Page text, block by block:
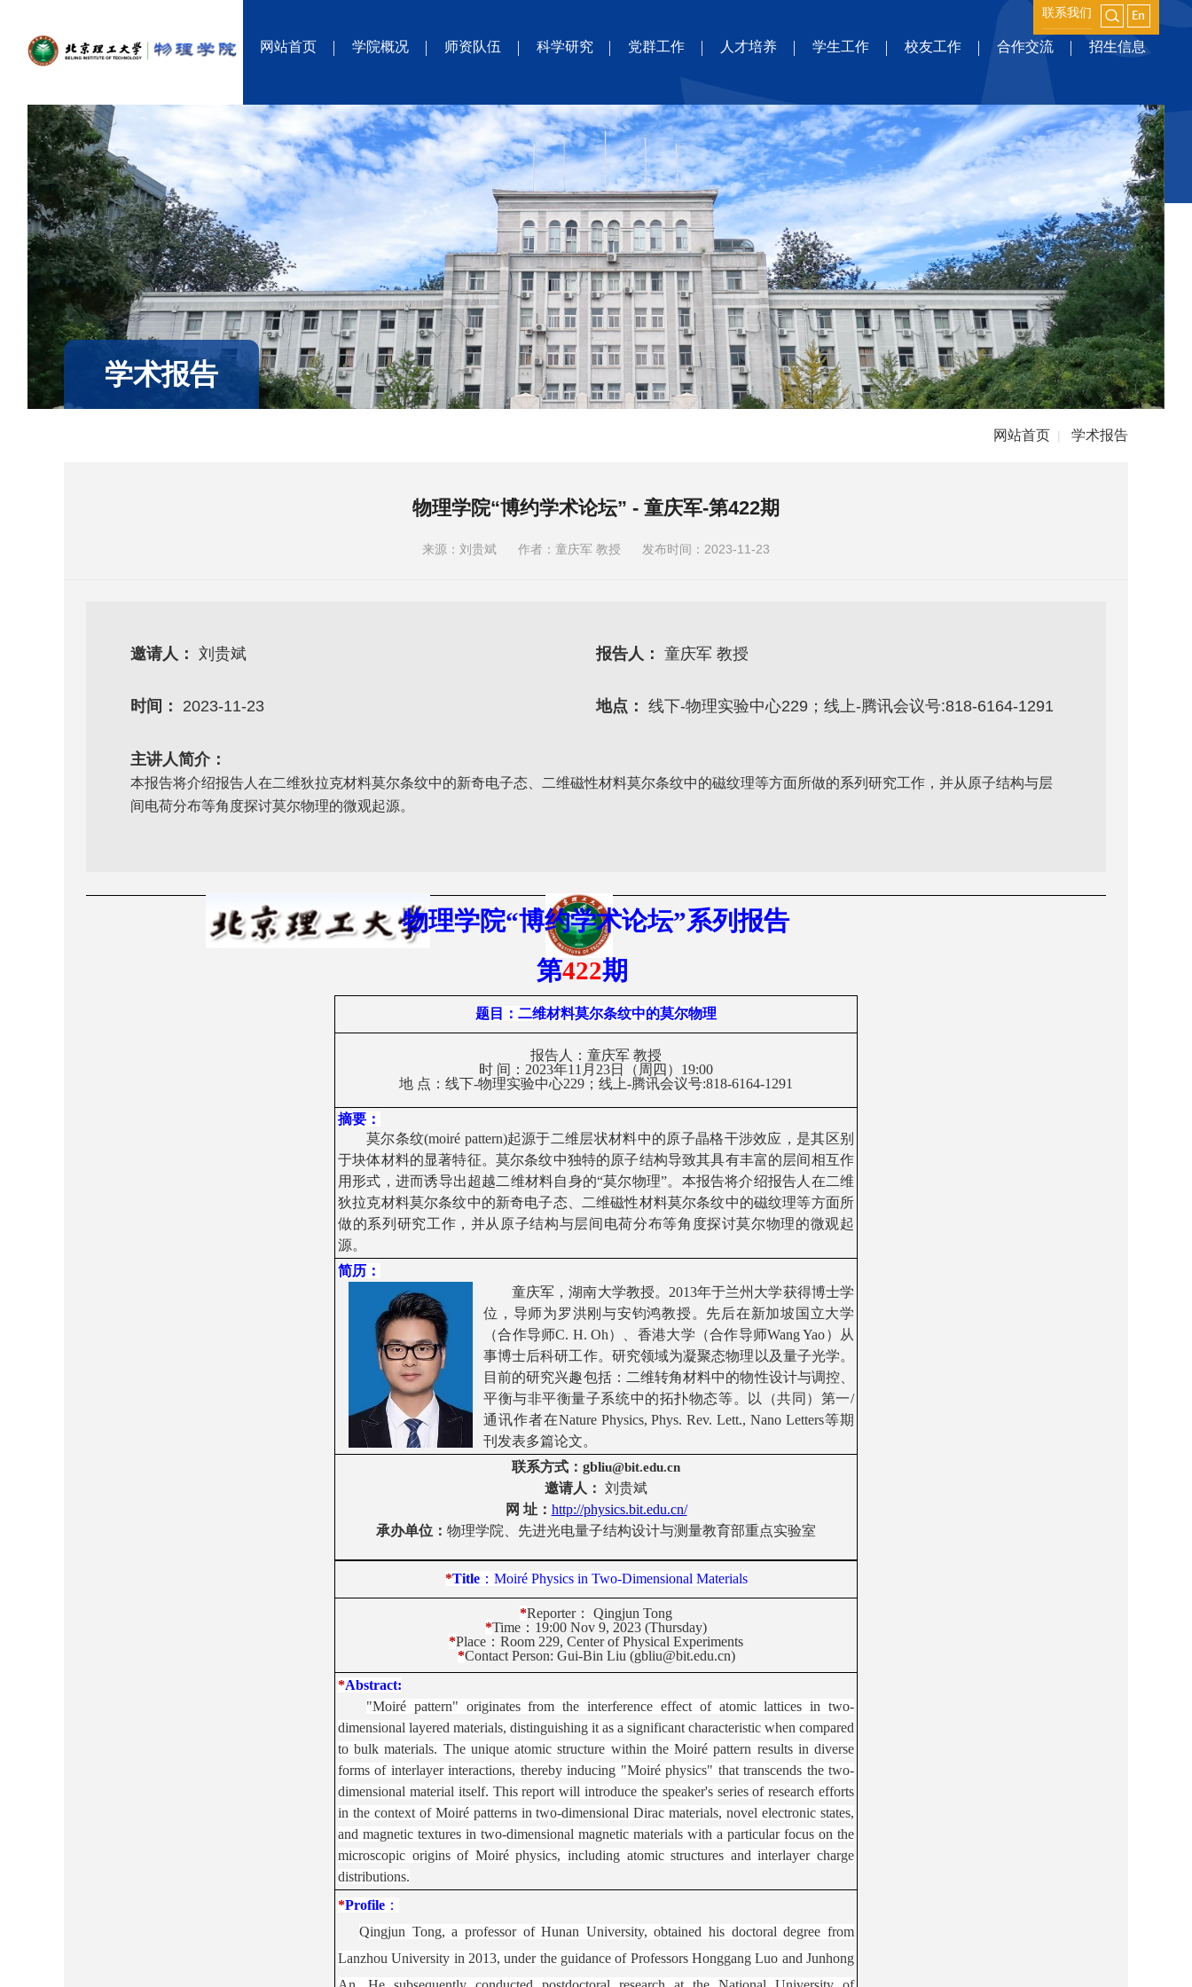
联系我们
网站首页 学院概况 师资队伍 科学研究 党群工作 人才培养 学生工作 校友工作 合作交流 招生信息
学术报告
网站首页 | 学术报告
物理学院“博约学术论坛” - 童庆军-第422期
来源：刘贵斌 作者：童庆军 教授 发布时间：2023-11-23
邀请人： 刘贵斌 报告人： 童庆军 教授
时间： 2023-11-23 地点： 线下-物理实验中心229；线上-腾讯会议号:818-6164-1291
主讲人简介：
本报告将介绍报告人在二维狄拉克材料莫尔条纹中的新奇电子态、二维磁性材料莫尔条纹中的磁纹理等方面所做的系列研究工作，并从原子结构与层
间电荷分布等角度探讨莫尔物理的微观起源。
物理学院“博约学术论坛”系列报告
第422期
题目 ： 二维材料莫尔条纹中的莫尔物理
报告人： 童庆军 教授
时 间： 2023年1 1 月 23日（周四）19:00
地 点： 线下-物理实验中心229 ；线上-腾讯会议号:818-6164-1291
摘要：
莫尔条纹(moiré pattern)起源于二维层状材料中的原子晶格干涉效应，是其区别
于块体材料的显著特征。莫尔条纹中独特的原子结构导致其具有丰富的层间相互作
用形式，进而诱导出超越二维材料自身的“莫尔物理”。本报告将介绍报告人在二维
狄拉克材料莫尔条纹中的新奇电子态、二维磁性材料莫尔条纹中的磁纹理等方面所
做的系列研究工作，并从原子结构与层间电荷分布等角度探讨莫尔物理的微观起
源。
简历 ：
童庆军，湖南大学教授。 2013年于兰州大学获得博士学
位，导师为罗洪刚与安钧鸿教授。先后在新加坡国立大学
（合作导师C. H. Oh）、香港大学（合作导师Wang Yao）从
事博士后科研工作。研究领域为凝聚态物理以及量子光学。
目前的研究兴趣包括： 二维转角材料中的物性设计与调控
平衡与非平衡量子系统中的拓扑物态等。 以（共同）第一/
通讯作者在Nature Physics, Phys. Rev. Lett., Nano Letters等期
刊发表多篇论文。
联系方式 ： gbliu@bit.edu.cn
邀请人： 刘贵斌
网 址： http://physics.bit.edu.cn/
承办单位： 物理学院 先进光电量子结构设计与测量教育部重点实验室
*Title： Moiré Physics in Two-Dimensional Materials
*Reporter： Qingjun Tong
*Time ： 19:00 Nov 9, 2023 (Thursday)
*Place ： Room 229, Center ofPhysical Experiments
*Contact Person: Gui-Bin Liu (gbliu@bit.edu.cn)
*Abstract:
"Moiré pattern" originates from the interference effect of atomic lattices in two-
dimensional layered materials, distinguishing it as a significant characteristic when compared
to bulk materials. The unique atomic structure within the Moiré pattern results in diverse
forms of interlayer interactions, thereby inducing "Moiré physics" that transcends the two-
dimensional material itself. This report will introduce the speaker's series of research efforts
in the context of Moiré patterns in two-dimensional Dirac materials, novel electronic states,
and magnetic textures in two-dimensional magnetic materials with a particular focus on the
microscopic origins of Moiré physics, including atomic structures and interlayer charge
distributions.
*Profile ：
Qingjun Tong, a professor of Hunan University, obtained his doctoral degree from
Lanzhou University in 2013, under the guidance of Professors Honggang Luo and Junhong